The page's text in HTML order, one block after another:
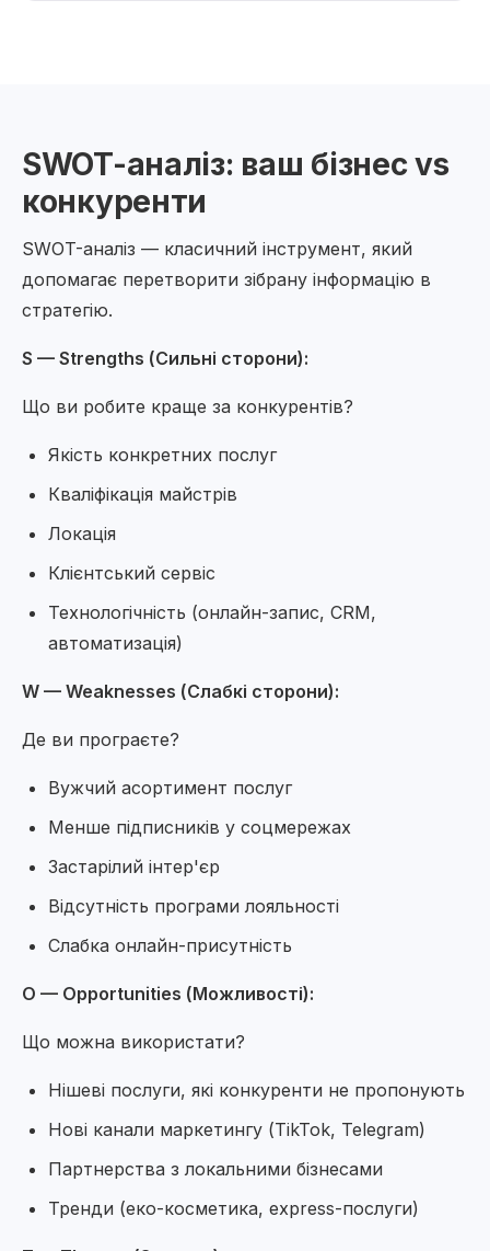
SWOT-аналіз: ваш бізнес vs
конкуренти
SWOT-аналіз — класичний інструмент, який
допомагає перетворити зібрану інформацію в
стратегію.
S — Strengths (Сильні сторони):
Що ви робите краще за конкурентів?
Якість конкретних послуг
Кваліфікація майстрів
Локація
Клієнтський сервіс
Технологічність (онлайн-запис, CRM,
автоматизація)
W — Weaknesses (Слабкі сторони):
Де ви програєте?
Вужчий асортимент послуг
Менше підписників у соцмережах
Застарілий інтер'єр
Відсутність програми лояльності
Слабка онлайн-присутність
O — Opportunities (Можливості):
Що можна використати?
Нішеві послуги, які конкуренти не пропонують
Нові канали маркетингу (TikTok, Telegram)
Партнерства з локальними бізнесами
Тренди (еко-косметика, express-послуги)